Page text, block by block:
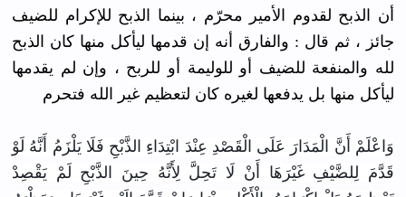
أن الذبح لقدوم الأمير محرّم ، بينما الذبح للإكرام للضيف
جائز ، ثم قال : والفارق أنه إن قدمها ليأكل منها كان الذبح
لله والمنفعة للضيف أو للوليمة أو للربح ، وإن لم يقدمها
ليأكل منها بل يدفعها لغيره كان لتعظيم غير الله فتحرم
وَاعْلَمْ أَنَّ الْمَدَارَ عَلَى الْقَصْدِ عِنْدَ ابْتِدَاءِ الذَّبْحِ فَلَا يَلْزَمُ أَنَّهُ لَوْ
قَدَّمَ لِلضَّيْفِ غَيْرَهَا أَنْ لَا تَحِلَّ لِأَنَّهُ حِينَ الذَّبْحِ لَمْ يَقْصِدْ